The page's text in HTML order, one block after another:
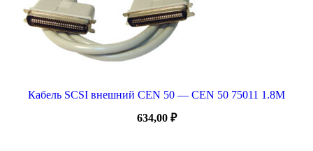
Кабель SCSI внешний CEN 50 — CEN 50 75011 1.8M
634,00 ₽